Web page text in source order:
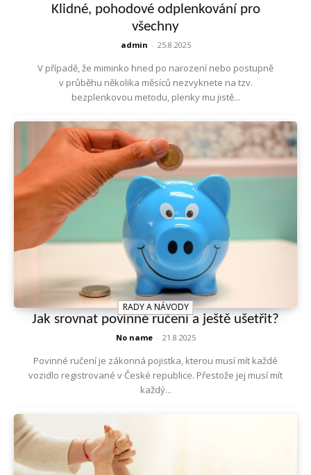
Klidné, pohodové odplenkování pro
všechny
admin - 25.8.2025
V případě, že miminko hned po narození nebo postupně
v průběhu několika měsíců nezvyknete na tzv.
bezplenkovou metodu, plenky mu jistě...
RADY A NÁVODY
Jak srovnat povinné ručení a ještě ušetřit?
No name - 21.8.2025
Povinné ručení je zákonná pojistka, kterou musí mít každé
vozidlo registrované v České republice. Přestože jej musí mít
každý...